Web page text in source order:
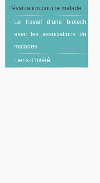
l’évaluation pour le malade
Le travail d’une biotech
avec les associations de
malades
Liens d’intérêt